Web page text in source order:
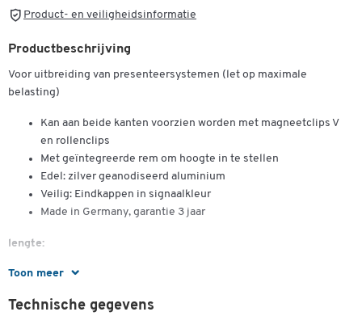
Product- en veiligheidsinformatie
Toon meer
Productbeschrijving
Voor uitbreiding van presenteersystemen (let op maximale
belasting)
Kan aan beide kanten voorzien worden met magneetclips V
en rollenclips
Met geïntegreerde rem om hoogte in te stellen
Edel: zilver geanodiseerd aluminium
Veilig: Eindkappen in signaalkleur
Made in Germany, garantie 3 jaar
lengte:
1,00 m voor DIN A1
Technische gegevens